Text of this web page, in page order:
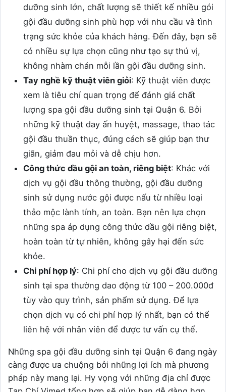
dưỡng sinh lớn, chất lượng sẽ thiết kế nhiều gói
gội đầu dưỡng sinh phù hợp với nhu cầu và tình
trạng sức khỏe của khách hàng. Đến đây, bạn sẽ
có nhiều sự lựa chọn cũng như tạo sự thú vị,
không nhàm chán mỗi lần gội đầu dưỡng sinh.
Tay nghề kỹ thuật viên giỏi: Kỹ thuật viên được
xem là tiêu chí quan trọng để đánh giá chất
lượng spa gội đầu dưỡng sinh tại Quận 6. Bởi
những kỹ thuật day ấn huyệt, massage, thao tác
gội đầu thuần thục, đúng cách sẽ giúp bạn thư
giãn, giảm đau mỏi và dễ chịu hơn.
Công thức dầu gội an toàn, riêng biệt: Khác với
dịch vụ gội đầu thông thường, gội đầu dưỡng
sinh sử dụng nước gội được nấu từ nhiều loại
thảo mộc lành tính, an toàn. Bạn nên lựa chọn
những spa áp dụng công thức dầu gội riêng biệt,
hoàn toàn từ tự nhiên, không gây hại đến sức
khỏe.
Chi phí hợp lý: Chi phí cho dịch vụ gội đầu dưỡng
sinh tại spa thường dao động từ 100 – 200.000đ
tùy vào quy trình, sản phẩm sử dụng. Để lựa
chọn dịch vụ có chi phí hợp lý nhất, bạn có thể
liên hệ với nhân viên để được tư vấn cụ thể.
Những spa gội đầu dưỡng sinh tại Quận 6 đang ngày
càng được ưa chuộng bởi những lợi ích mà phương
pháp này mang lại. Hy vọng với những địa chỉ được